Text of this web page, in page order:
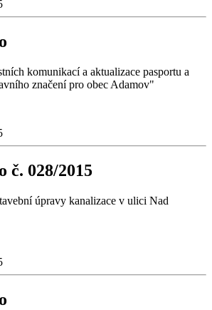
komunikací a aktualizace pasportu a
značení pro obec Adamov"
č. 028/2015
úpravy kanalizace v ulici Nad